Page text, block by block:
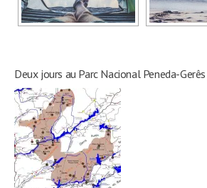
Deux jours au Parc Nacional Peneda-Gerês _